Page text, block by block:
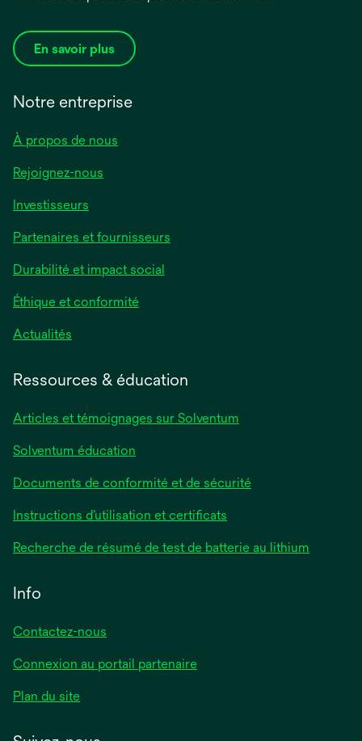
En savoir plus
Notre entreprise
À propos de nous
Rejoignez-nous
Investisseurs
Partenaires et fournisseurs
Durabilité et impact social
Éthique et conformité
Actualités
Ressources & éducation
Articles et témoignages sur Solventum
Solventum éducation
Documents de conformité et de sécurité
Instructions d’utilisation et certificats
Recherche de résumé de test de batterie au lithium
Info
Contactez-nous
Connexion au portail partenaire
Plan du site